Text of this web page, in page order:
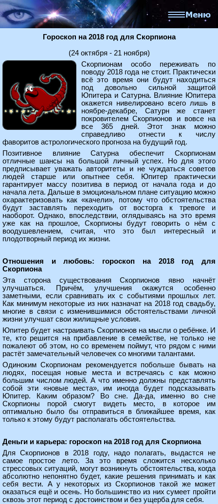
Гороскоп на 2018 год для Скорпиона
(24 октября - 21 ноября)
Скорпионам особо переживать по
поводу 2018 года не стоит. Практически
всё это время они будут находиться
под довольно сильной защитой
Юпитера и Сатурна. Влияние Юпитера
окажется нивелировано всего лишь в
ноябре-декабре, Сатурн же станет
покровителем Скорпионов и вовсе на
все 365 дней. Этот знак можно
справедливо отнести к числу
фаворитов астрологического прогноза на будущий год.
Позитивное влияние Сатурна обеспечит Скорпионам
отличные шансы на большой личный успех. Но для этого
предписывает уважать авторитеты и не чуждаться советов
людей старше или опытнее себя. Юпитер практически
гарантирует массу позитива в период от начала года и до
начала лета. Дальше в эмоциональном плане ситуацию можно
охарактеризовать как «качели», потому что обстоятельства
будут заставлять переходить от восторга к тревоге и
наоборот. Однако, впоследствии, оглядываясь на это время
уже как на прошлое, Скорпионы будут говорить о нём с
воодушевлением, считая, что это был интересный и
плодотворный период их жизни.
Отношения и любовь: гороскоп на 2018 год для
Скорпиона
Эта сторона существования Скорпионов явно начнёт
улучшаться. Причём, улучшения окажутся особенно
заметными, если сравнивать их с событиями прошлых лет.
Как минимум некоторые из них назначат на 2018 год свадьбу,
многие в связи с изменившимися обстоятельствами личной
жизни улучшат свои жилищные условия.
Юпитер будет настраивать Скорпионов на мысли о ребёнке. И
те, кто решится на прибавление в семействе, не только не
пожалеют об этом, но со временем поймут, что рядом с ними
растёт замечательный человечек со многими талантами.
Одиноким Скорпионам рекомендуется побольше бывать на
людях, посещая новые места и встречаясь с как можно
большим числом людей. А что именно должны представлять
собой эти «новые места», им иногда будет подсказывать
Юпитер. Каким образом? Во сне. Да-да, именно во сне
Скорпионы порой смогут видеть место, в которое им
оптимально было бы отправиться в ближайшее время, как
только к этому будут располагать обстоятельства.
Деньги и карьера: гороскоп на 2018 год для Скорпиона
Для Скорпионов в 2018 году, надо полагать, выдастся не
самое простое лето. За это время сложится несколько
стрессовых ситуаций, могут возникнуть обстоятельства, когда
абсолютно непонятно будет, какие решения принимать и как
себя вести. А у некоторых из Скорпионов такой же может
оказаться ещё и осень. Но большинство из них сумеет пройти
сквозь этот период с достоинством и без ущерба для себя.